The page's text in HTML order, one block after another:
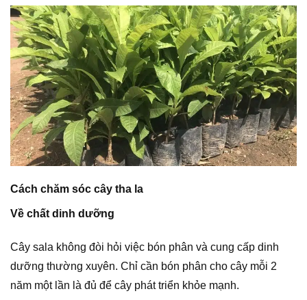
Cách chăm sóc cây tha la
Về chất dinh dưỡng
Cây sala không đòi hỏi việc bón phân và cung cấp dinh
dưỡng thường xuyên. Chỉ cần bón phân cho cây mỗi 2
năm một lần là đủ để cây phát triển khỏe mạnh.